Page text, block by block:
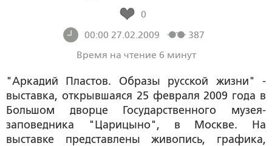
0
00:00 27.02.2009
387
Время на чтение 6 минут
"Аркадий Пластов. Образы русской жизни" -
выставка, открывшаяся 25 февраля 2009 года в
Большом дворце Государственного музея-
заповедника "Царицыно", в Москве. На
выставке представлены живопись, графика,